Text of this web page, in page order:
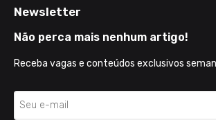
Newsletter
Não perca mais nenhum artigo!
Receba vagas e conteúdos exclusivos